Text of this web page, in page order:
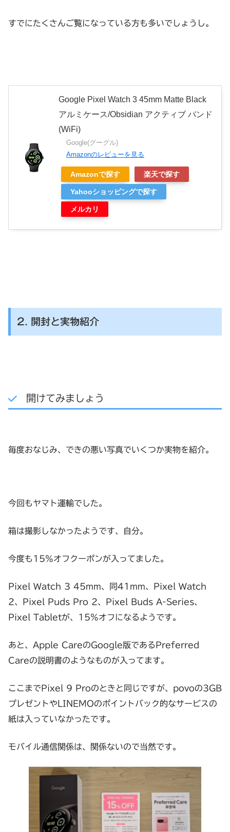
すでにたくさんご覧になっている方も多いでしょうし。
Google Pixel Watch 3 45mm Matte Black
アルミケース/Obsidian アクティブ バンド
(WiFi)
Google(グーグル)
Amazonのレビューを見る
Amazonで探す 楽天で探す
Yahooショッピングで探す
メルカリ
2. 開封と実物紹介
開けてみましょう
毎度おなじみ、できの悪い写真でいくつか実物を紹介。
今回もヤマト運輸でした。
箱は撮影しなかったようです、自分。
今度も15%オフクーポンが入ってました。
Pixel Watch 3 45mm、同41mm、Pixel Watch
2、Pixel Puds Pro 2、Pixel Buds A-Series、
Pixel Tabletが、15%オフになるようです。
あと、Apple CareのGoogle版であるPreferred
Careの説明書のようなものが入ってます。
ここまでPixel 9 Proのときと同じですが、povoの3GB
プレゼントやLINEMOのポイントバック的なサービスの
紙は入っていなかったです。
モバイル通信関係は、関係ないので当然です。